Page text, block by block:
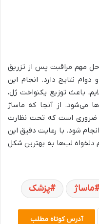
مهم مراقبت پس از تزریق
نتایج دارد. انجام این
باعث توزیع یکنواخت ژل،
می‌شود. از آنجا که ماساژ
ضروری است که تحت نظارت
شود. با رعایت دقیق این
دلخواه لب‌ها به بهترین شکل
ماساژ پزشک
آدرس کوتاه مطلب